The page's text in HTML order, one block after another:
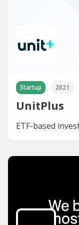
Startup 2021
UnitPlus
ETF-based